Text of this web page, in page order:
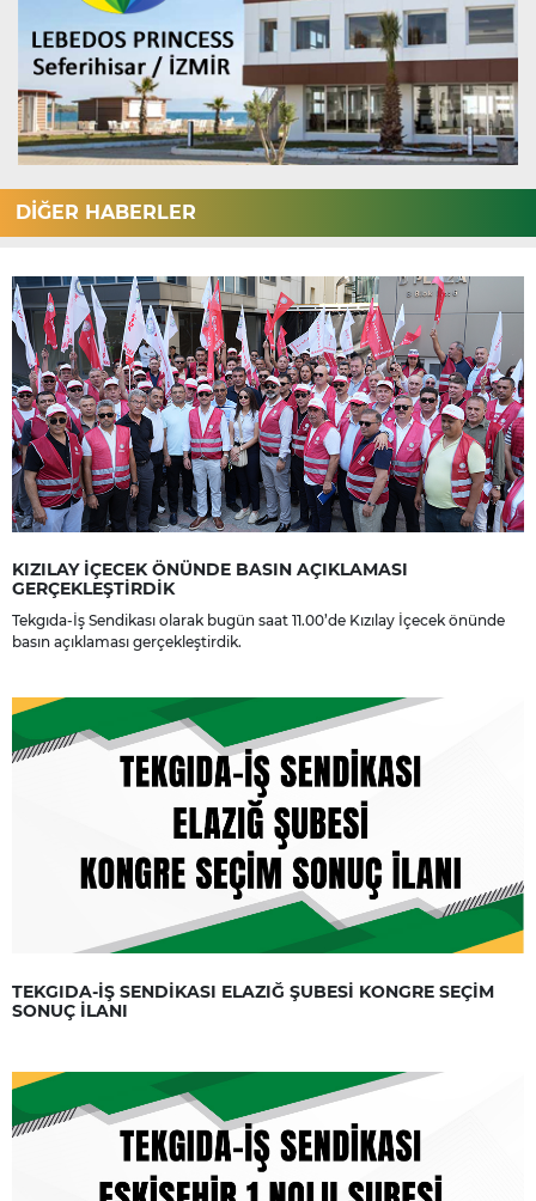
DİĞER HABERLER
KIZILAY İÇECEK ÖNÜNDE BASIN AÇIKLAMASI
GERÇEKLEŞTİRDİK
Tekgıda-İş Sendikası olarak bugün saat 11.00’de Kızılay İçecek önünde
basın açıklaması gerçekleştirdik.
TEKGIDA-İŞ SENDİKASI ELAZIĞ ŞUBESİ KONGRE SEÇİM
SONUÇ İLANI